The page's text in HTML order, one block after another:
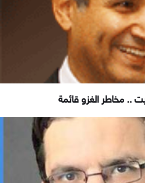
.. مخاطر الغزو قائمة